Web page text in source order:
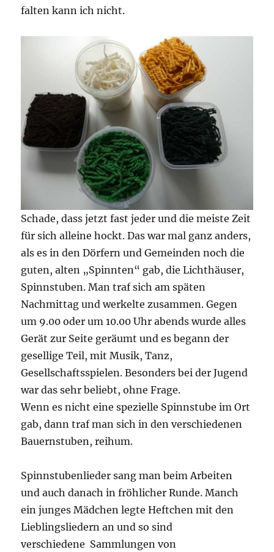
falten kann ich nicht.
Schade, dass jetzt fast jeder und die meiste Zeit
für sich alleine hockt. Das war mal ganz anders,
als es in den Dörfern und Gemeinden noch die
guten, alten „Spinnten“ gab, die Lichthäuser,
Spinnstuben. Man traf sich am späten
Nachmittag und werkelte zusammen. Gegen
um 9.00 oder um 10.00 Uhr abends wurde alles
Gerät zur Seite geräumt und es begann der
gesellige Teil, mit Musik, Tanz,
Gesellschaftsspielen. Besonders bei der Jugend
war das sehr beliebt, ohne Frage.
Wenn es nicht eine spezielle Spinnstube im Ort
gab, dann traf man sich in den verschiedenen
Bauernstuben, reihum.
Spinnstubenlieder sang man beim Arbeiten
und auch danach in fröhlicher Runde. Manch
ein junges Mädchen legte Heftchen mit den
Lieblingsliedern an und so sind
verschiedene Sammlungen von